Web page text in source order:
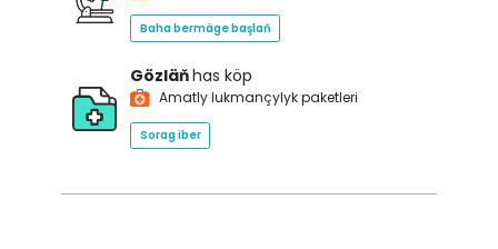
Baha bermäge başlaň
Gözläňhas köp
Amatly lukmançylyk paketleri
Sorag iber